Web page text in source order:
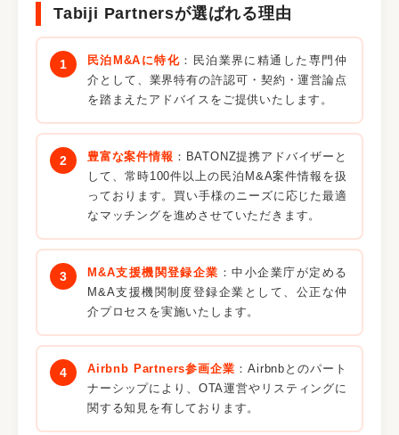
Tabiji Partnersが選ばれる理由
民泊M&Aに特化 ：民泊業界に精通した専門仲
介として、業界特有の許認可・契約・運営論点
を踏まえたアドバイスをご提供いたします。
豊富な案件情報 ：BATONZ提携アドバイザーと
して、常時100件以上の民泊M&A案件情報を扱
っております。買い手様のニーズに応じた最適
なマッチングを進めさせていただきます。
M&A支援機関登録企業 ：中小企業庁が定める
M&A支援機関制度登録企業として、公正な仲
介プロセスを実施いたします。
Airbnb Partners参画企業 ：Airbnbとのパート
ナーシップにより、OTA運営やリスティングに
関する知見を有しております。